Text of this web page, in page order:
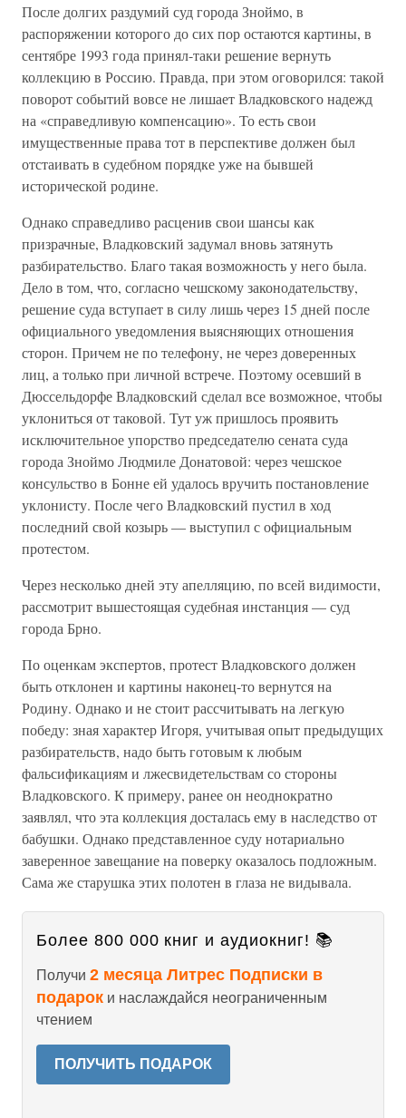
После долгих раздумий суд города Зноймо, в
распоряжении которого до сих пор остаются картины, в
сентябре 1993 года принял-таки решение вернуть
коллекцию в Россию. Правда, при этом оговорился: такой
поворот событий вовсе не лишает Владковского надежд
на «справедливую компенсацию». То есть свои
имущественные права тот в перспективе должен был
отстаивать в судебном порядке уже на бывшей
исторической родине.
Однако справедливо расценив свои шансы как
призрачные, Владковский задумал вновь затянуть
разбирательство. Благо такая возможность у него была.
Дело в том, что, согласно чешскому законодательству,
решение суда вступает в силу лишь через 15 дней после
официального уведомления выясняющих отношения
сторон. Причем не по телефону, не через доверенных
лиц, а только при личной встрече. Поэтому осевший в
Дюссельдорфе Владковский сделал все возможное, чтобы
уклониться от таковой. Тут уж пришлось проявить
исключительное упорство председателю сената суда
города Зноймо Людмиле Донатовой: через чешское
консульство в Бонне ей удалось вручить постановление
уклонисту. После чего Владковский пустил в ход
последний свой козырь — выступил с официальным
протестом.
Через несколько дней эту апелляцию, по всей видимости,
рассмотрит вышестоящая судебная инстанция — суд
города Брно.
По оценкам экспертов, протест Владковского должен
быть отклонен и картины наконец-то вернутся на
Родину. Однако и не стоит рассчитывать на легкую
победу: зная характер Игоря, учитывая опыт предыдущих
разбирательств, надо быть готовым к любым
фальсификациям и лжесвидетельствам со стороны
Владковского. К примеру, ранее он неоднократно
заявлял, что эта коллекция досталась ему в наследство от
бабушки. Однако представленное суду нотариально
заверенное завещание на поверку оказалось подложным.
Сама же старушка этих полотен в глаза не видывала.
Более 800 000 книг и аудиокниг! 📚
Получи 2 месяца Литрес Подписки в
подарок и наслаждайся неограниченным
чтением
ПОЛУЧИТЬ ПОДАРОК